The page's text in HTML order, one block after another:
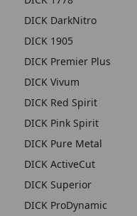
DICK DarkNitro
DICK 1905
DICK Premier Plus
DICK Vivum
DICK Red Spirit
DICK Pink Spirit
DICK Pure Metal
DICK ActiveCut
DICK Superior
DICK ProDynamic